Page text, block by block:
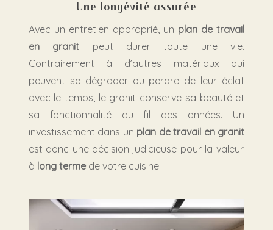
Une longévité assurée
Avec un entretien approprié, un plan de travail
en granit peut durer toute une vie.
Contrairement à d’autres matériaux qui
peuvent se dégrader ou perdre de leur éclat
avec le temps, le granit conserve sa beauté et
sa fonctionnalité au fil des années. Un
investissement dans un plan de travail en granit
est donc une décision judicieuse pour la valeur
à long termede votre cuisine.